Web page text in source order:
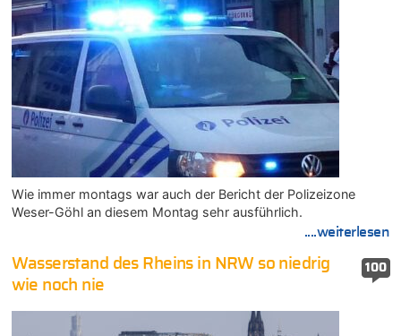
Wie immer montags war auch der Bericht der Polizeizone
Weser-Göhl an diesem Montag sehr ausführlich.
....weiterlesen
100
Wasserstand des Rheins in NRW so niedrig
wie noch nie